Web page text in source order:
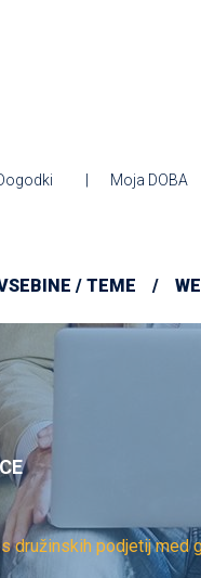
Moja DOBA
/ TEME
družinskih podjetij med